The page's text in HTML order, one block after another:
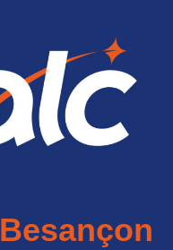
Besançon